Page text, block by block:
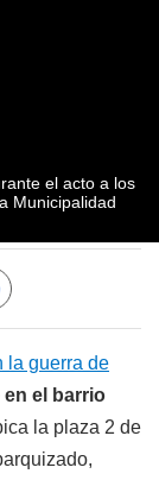
el acto a los
Municipalidad
la guerra de
en el barrio
la plaza 2 de